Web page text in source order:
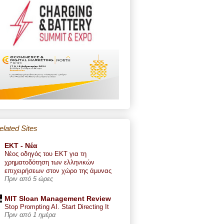
Sites
ΕΚΤ - Nέα
Νέος οδηγός του ΕΚΤ για τη
χρηματοδότηση των ελληνικών
επιχειρήσεων στον χώρο της άμυνας
Πριν από 5 ώρες
MIT Sloan Management Review
Stop Prompting AI. Start Directing It
Πριν από 1 ημέρα